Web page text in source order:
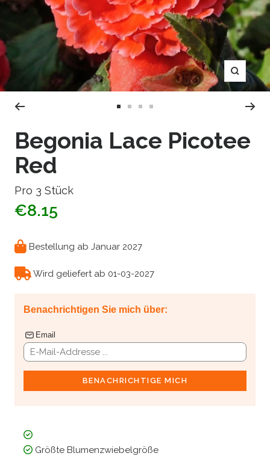
Zoom
1
2
3 4
Begonia Lace Picotee
Red
Pro 3 Stück
€8.15
Bestellung ab Januar 2027
Wird geliefert ab 01-03-2027
Benachrichtigen Sie mich über:
Email
BENACHRICHTIGE MICH
Größte Blumenzwiebelgröße